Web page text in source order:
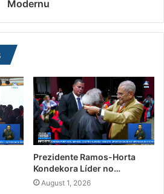
Modernu
Prezidente Ramos-Horta
Kondekora Líder no…
August 1, 2026